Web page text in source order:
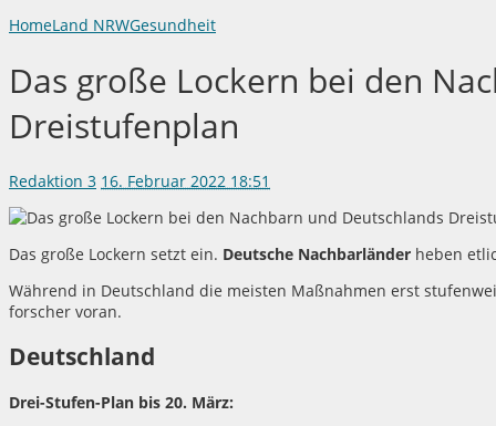
HomeLand NRWGesundheit
Das große Lockern bei den
Dreistufenplan
Redaktion 3 16. Februar 2022 18:51
Das große Lockern setzt ein. Deutsche Nachbarländer heben
Während in Deutschland die meisten Maßnahmen erst
forscher voran.
Deutschland
Drei-Stufen-Plan bis 20. März: